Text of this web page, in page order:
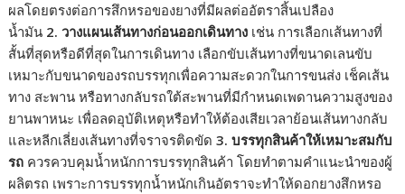
ผลโดยตรงต่อการสึกหรอของยางที่มีผลต่ออัตราสิ้นเปลือง
น้ำมัน 2. วางแผนเส้นทางก่อนออกเดินทาง เช่น การเลือกเส้นทางที่
สั้นที่สุดหรือดีที่สุดในการเดินทาง เลือกขับเส้นทางที่ขนาดเลนขับ
เหมาะกับขนาดของรถบรรทุกเพื่อความสะดวกในการขนส่ง เช็คเส้น
ทาง สะพาน หรือทางกลับรถใต้สะพานที่มีกำหนดเพดานความสูงของ
ยานพาหนะ เพื่อลดอุบัติเหตุหรือทำให้ต้องเสียเวลาย้อนเส้นทางกลับ
และหลีกเลี่ยงเส้นทางที่จราจรติดขัด3. บรรทุกสินค้าให้เหมาะสมกับ
รถ ควรควบคุมน้ำหนักการบรรทุกสินค้า โดยทำตามคำแนะนำของผู้
ผลิตรถ เพราะการบรรทุกน้ำหนักเกินอัตราจะทำให้ดอกยางสึกหรอ